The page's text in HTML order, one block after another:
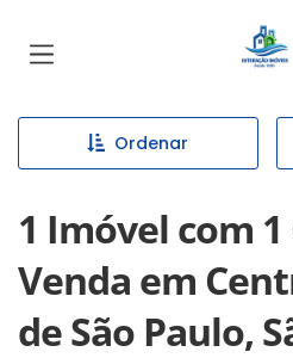
Ordenar
1 Imóvel com
Venda em
de São Paulo,